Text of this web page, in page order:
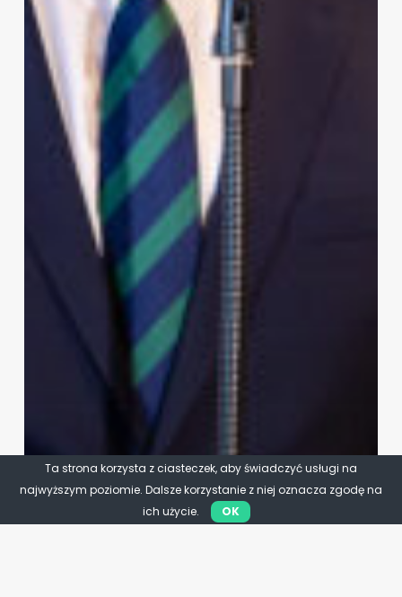
Ta strona korzysta z ciasteczek, aby świadczyć usługi na
najwyższym poziomie. Dalsze korzystanie z niej oznacza zgodę na
ich użycie.
OK